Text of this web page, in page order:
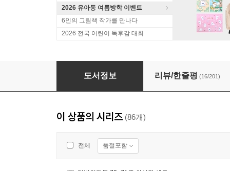
2026 유아동 여름방학 이벤트
6인의 그림책 작가를 만나다
2026 전국 어린이 독후감 대회
마법천자문 32
도서정보 리뷰/한줄평 (16/201)
이 상품의 시리즈 (86개)
전체 품절포함